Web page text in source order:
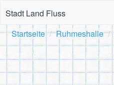
Stadt Land Fluss
Startseite Ruhmeshalle